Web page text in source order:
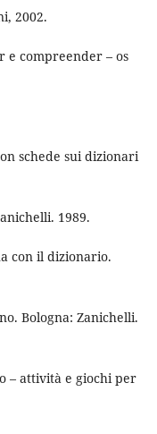
2002.
e compreender – os
schede sui dizionari
1989.
con il dizionario.
Bologna: Zanichelli.
– attività e giochi per